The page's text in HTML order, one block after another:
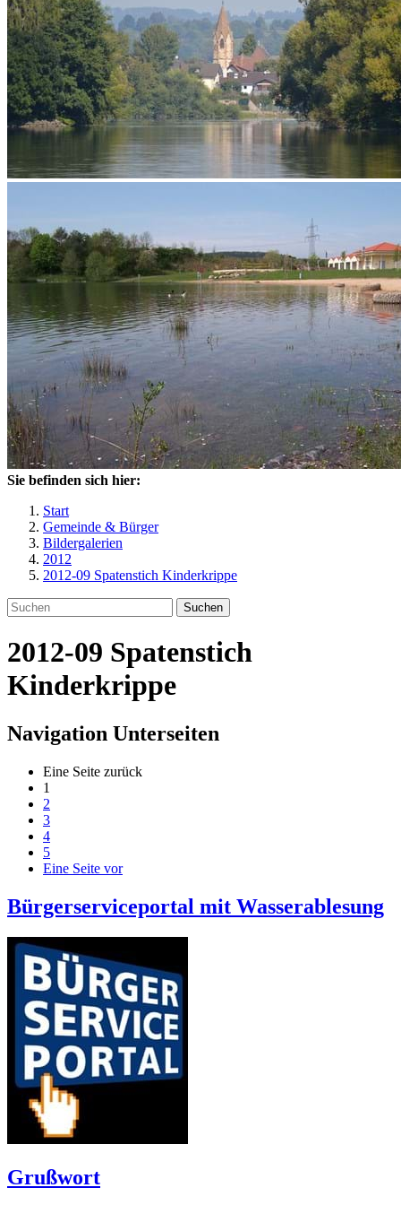
Sie befinden sich hier:
Start
Gemeinde & Bürger
Bildergalerien
2012
2012-09 Spatenstich Kinderkrippe
Suchen
2012-09 Spatenstich
Kinderkrippe
Navigation Unterseiten
Eine Seite zurück
1
2
3
4
5
Eine Seite vor
Bürgerserviceportal mit Wasserablesung
Grußwort